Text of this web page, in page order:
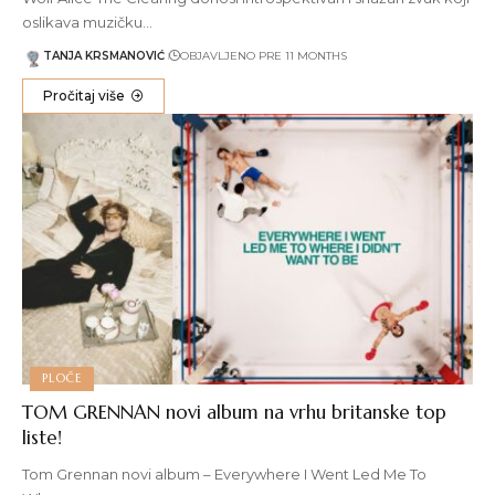
oslikava muzičku…
TANJA KRSMANOVIĆ OBJAVLJENO PRE 11 MONTHS
Pročitaj više
PLOČE
TOM GRENNAN novi album na vrhu britanske top
liste!
Tom Grennan novi album – Everywhere I Went Led Me To